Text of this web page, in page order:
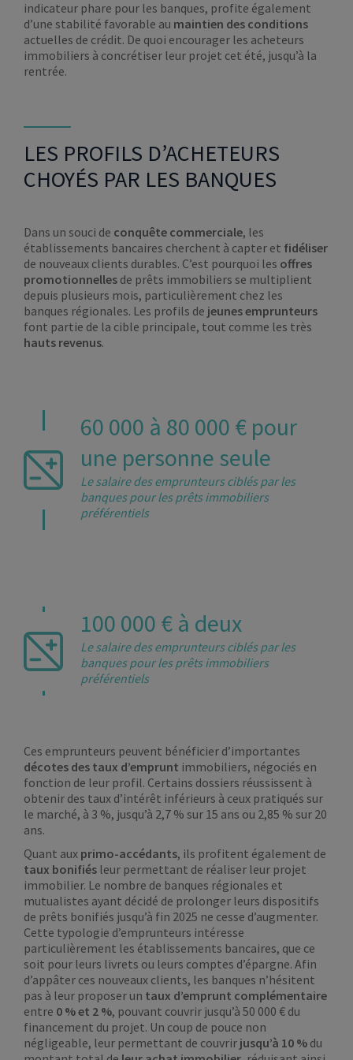
indicateur phare pour les banques, profite également
d’une stabilité favorable au maintien des conditions
actuelles de crédit. De quoi encourager les acheteurs
immobiliers à concrétiser leur projet cet été, jusqu’à la
rentrée.
LES PROFILS D’ACHETEURS
CHOYÉS PAR LES BANQUES
Dans un souci de conquête commerciale, les
établissements bancaires cherchent à capter et fidéliser
de nouveaux clients durables. C’est pourquoi les offres
promotionnelles de prêts immobiliers se multiplient
depuis plusieurs mois, particulièrement chez les
banques régionales. Les profils de jeunes emprunteurs
font partie de la cible principale, tout comme les très
hauts revenus.
60 000 à 80 000 € pour
une personne seule
Le salaire des emprunteurs ciblés par les
banques pour les prêts immobiliers
préférentiels
100 000 € à deux
Le salaire des emprunteurs ciblés par les
banques pour les prêts immobiliers
préférentiels
Ces emprunteurs peuvent bénéficier d’importantes
décotes des taux d’emprunt immobiliers, négociés en
fonction de leur profil. Certains dossiers réussissent à
obtenir des taux d’intérêt inférieurs à ceux pratiqués sur
le marché, à 3 %, jusqu’à 2,7 % sur 15 ans ou 2,85 % sur 20
ans.
Quant aux primo-accédants, ils profitent également de
taux bonifiés leur permettant de réaliser leur projet
immobilier. Le nombre de banques régionales et
mutualistes ayant décidé de prolonger leurs dispositifs
de prêts bonifiés jusqu’à fin 2025 ne cesse d’augmenter.
Cette typologie d’emprunteurs intéresse
particulièrement les établissements bancaires, que ce
soit pour leurs livrets ou leurs comptes d’épargne. Afin
d’appâter ces nouveaux clients, les banques n’hésitent
pas à leur proposer un taux d’emprunt complémentaire
entre 0 % et 2 %, pouvant couvrir jusqu’à 50 000 € du
financement du projet. Un coup de pouce non
négligeable, leur permettant de couvrir jusqu’à 10 % du